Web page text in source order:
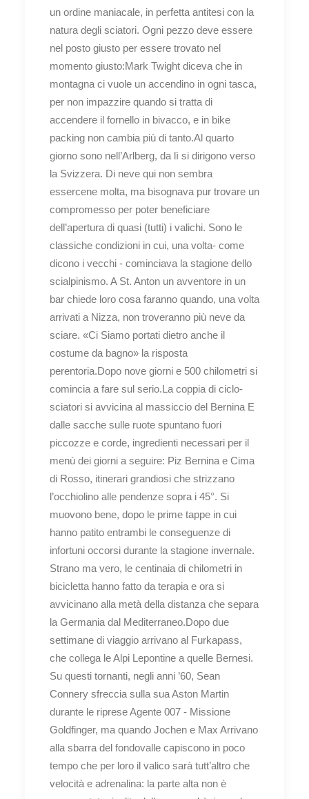
un ordine maniacale, in perfetta antitesi con la
natura degli sciatori. Ogni pezzo deve essere
nel posto giusto per essere trovato nel
momento giusto:Mark Twight diceva che in
montagna ci vuole un accendino in ogni tasca,
per non impazzire quando si tratta di
accendere il fornello in bivacco, e in bike
packing non cambia più di tanto.Al quarto
giorno sono nell’Arlberg, da lì si dirigono verso
la Svizzera. Di neve qui non sembra
essercene molta, ma bisognava pur trovare un
compromesso per poter beneficiare
dell’apertura di quasi (tutti) i valichi. Sono le
classiche condizioni in cui, una volta- come
dicono i vecchi - cominciava la stagione dello
scialpinismo. A St. Anton un avventore in un
bar chiede loro cosa faranno quando, una volta
arrivati a Nizza, non troveranno più neve da
sciare. «Ci Siamo portati dietro anche il
costume da bagno» la risposta
perentoria.Dopo nove giorni e 500 chilometri si
comincia a fare sul serio.La coppia di ciclo-
sciatori si avvicina al massiccio del Bernina E
dalle sacche sulle ruote spuntano fuori
piccozze e corde, ingredienti necessari per il
menù dei giorni a seguire: Piz Bernina e Cima
di Rosso, itinerari grandiosi che strizzano
l’occhiolino alle pendenze sopra i 45°. Si
muovono bene, dopo le prime tappe in cui
hanno patito entrambi le conseguenze di
infortuni occorsi durante la stagione invernale.
Strano ma vero, le centinaia di chilometri in
bicicletta hanno fatto da terapia e ora si
avvicinano alla metà della distanza che separa
la Germania dal Mediterraneo.Dopo due
settimane di viaggio arrivano al Furkapass,
che collega le Alpi Lepontine a quelle Bernesi.
Su questi tornanti, negli anni ’60, Sean
Connery sfreccia sulla sua Aston Martin
durante le riprese Agente 007 - Missione
Goldfinger, ma quando Jochen e Max Arrivano
alla sbarra del fondovalle capiscono in poco
tempo che per loro il valico sarà tutt’altro che
velocità e adrenalina: la parte alta non è